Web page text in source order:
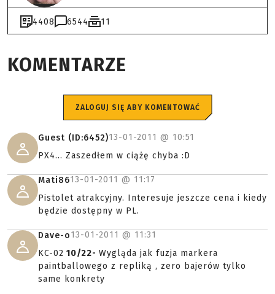
4408 6544 11
KOMENTARZE
ZALOGUJ SIĘ ABY KOMENTOWAĆ
Guest (ID:6452)13-01-2011 @ 10:51
PX4... Zaszedłem w ciążę chyba :D
Mati8613-01-2011 @ 11:17
Pistolet atrakcyjny. Interesuje jeszcze cena i kiedy
będzie dostępny w PL.
Dave-o13-01-2011 @ 11:31
KC-02 10/22- Wygląda jak fuzja markera
paintballowego z repliką , zero bajerów tylko
same konkrety